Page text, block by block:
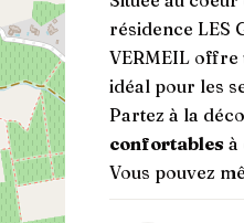
résidence LES
VERMEIL offre
idéal pour les
Partez à la
confortables à
Vous pouvez